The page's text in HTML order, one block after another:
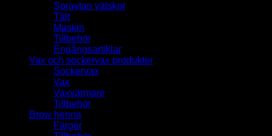
Spraytan vätskor
Tält
Maskin
Tillbehör
Engångsartiklar
Vax och sockervax produkter
Sockervax
Vax
Vaxvärmare
Tillbehör
Brow henna
Färger